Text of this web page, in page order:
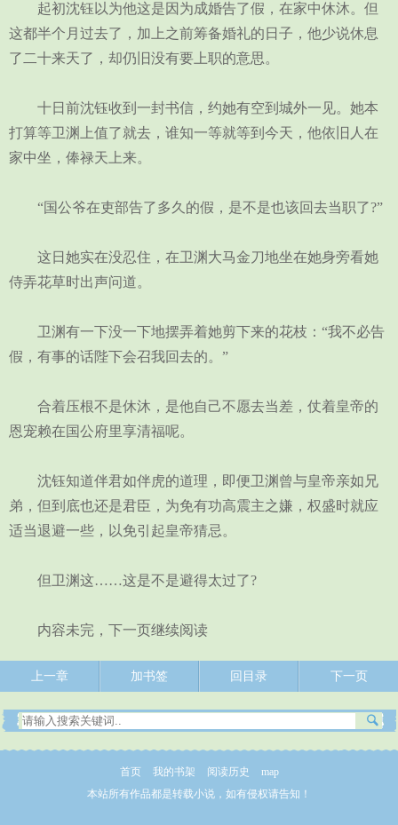
起初沈钰以为他这是因为成婚告了假，在家中休沐。但
这都半个月过去了，加上之前筹备婚礼的日子，他少说休息
了二十来天了，却仍旧没有要上职的意思。
十日前沈钰收到一封书信，约她有空到城外一见。她本
打算等卫渊上值了就去，谁知一等就等到今天，他依旧人在
家中坐，俸禄天上来。
“国公爷在吏部告了多久的假，是不是也该回去当职了?”
这日她实在没忍住，在卫渊大马金刀地坐在她身旁看她
侍弄花草时出声问道。
卫渊有一下没一下地摆弄着她剪下来的花枝：“我不必告
假，有事的话陛下会召我回去的。”
合着压根不是休沐，是他自己不愿去当差，仗着皇帝的
恩宠赖在国公府里享清福呢。
沈钰知道伴君如伴虎的道理，即便卫渊曾与皇帝亲如兄
弟，但到底也还是君臣，为免有功高震主之嫌，权盛时就应
适当退避一些，以免引起皇帝猜忌。
但卫渊这……这是不是避得太过了?
内容未完，下一页继续阅读
上一章 加书签 回目录 下一页
首页 我的书架 阅读历史
map
本站所有作品都是转载小说，如有侵权请告知！